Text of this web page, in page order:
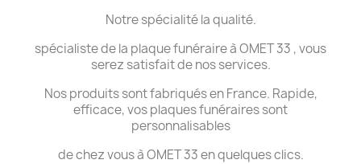
Notre spécialité la qualité.
spécialiste de la plaque funéraire à OMET 33 , vous
serez satisfait de nos services.
Nos produits sont fabriqués en France. Rapide,
efficace, vos plaques funéraires sont
personnalisables
de chez vous à OMET 33 en quelques clics.